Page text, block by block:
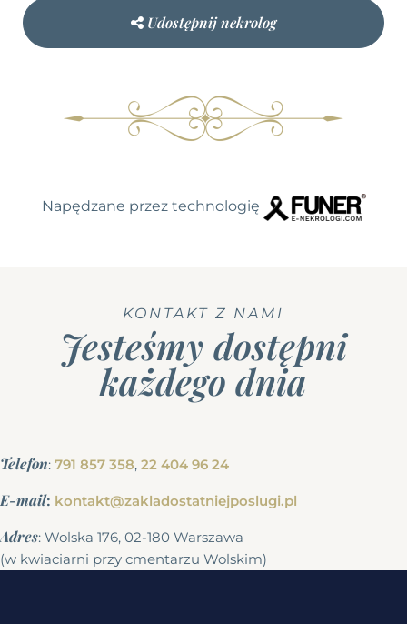
Udostępnij nekrolog
Napędzane przez technologię
KONTAKT Z NAMI
Jesteśmy dostępni
każdego dnia
Telefon: 791 857 358, 22 404 96 24
E-mail: kontakt@zakladostatniejposlugi.pl
Adres: Wolska 176, 02-180 Warszawa
(w kwiaciarni przy cmentarzu Wolskim)